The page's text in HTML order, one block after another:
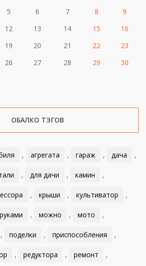
5 6 7 8
9
12 13 14 15
16
19 20 21 22
23
26 27 28 29
30
ОБАЛКО ТЭГОВ
, агрегата , гараж , дача ,
, для дачи , камин ,
, крыши , культиватор ,
, можно , мото ,
, поделки , приспособления ,
, редуктора , ремонт ,